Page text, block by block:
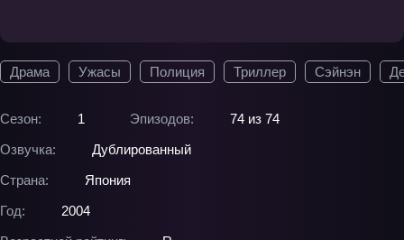
Драма Ужасы Полиция Триллер Сэйнэн
Сезон: 1 Эпизодов:
74 из 74
Озвучка:
Дублированный
Страна:
Япония
Год:
2004